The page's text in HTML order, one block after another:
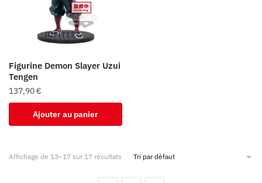
Figurine Demon Slayer Uzui
Tengen
137,90€
Ajouter au panier
Affichage de 13–17 sur 17 résultats